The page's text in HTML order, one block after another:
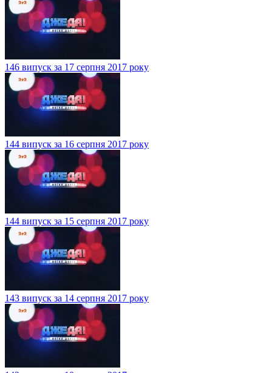
146 випуск за 17 серпня 2017 року
144 випуск за 16 серпня 2017 року
144 випуск за 15 серпня 2017 року
143 випуск за 14 серпня 2017 року